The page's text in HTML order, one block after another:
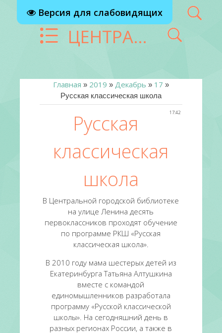
Версия для слабовидящих
ЦЕНТРАЛИЗОВАННАЯ БИБЛИОТЕЧНАЯ СИСТЕМА Г. РЕУТОВ
Главная » 2019 » Декабрь » 17 »
Русская классическая школа
17:42
Русская
классическая
школа
В Центральной городской библиотеке
на улице Ленина десять
первоклассников проходят обучение
по программе РКШ «Русская
классическая школа».
В 2010 году мама шестерых детей из
Екатеринбурга Татьяна Алтушкина
вместе с командой
единомышленников разработала
программу «Русской классической
школы». На сегодняшний день в
разных регионах России, а также в